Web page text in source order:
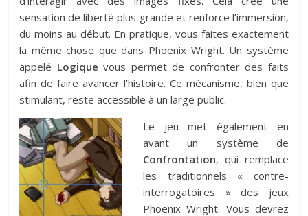
sensation de liberté plus grande et renforce l’immersion,
du moins au début. En pratique, vous faites exactement
la même chose que dans Phoenix Wright. Un système
appelé Logiquevous permet de confronter des faits
afin de faire avancer l’histoire. Ce mécanisme, bien que
stimulant, reste accessible à un large public.
Le jeu met également en
avant un système de
Confrontation, qui remplace
les traditionnels « contre-
interrogatoires » des jeux
Phoenix Wright. Vous devrez